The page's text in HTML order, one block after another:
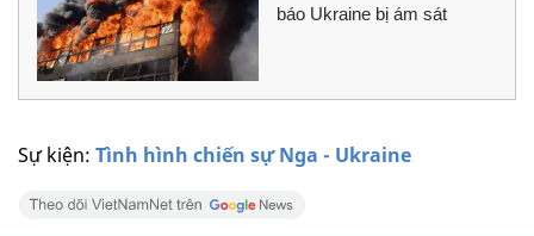
Sự kiện: Tình hình chiến sự Nga - Ukraine
báo Ukraine bị ám sát